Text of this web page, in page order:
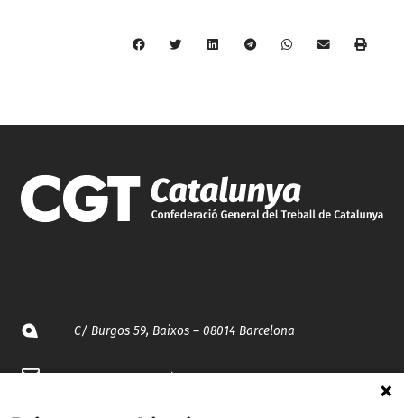
C/ Burgos 59, Baixos – 08014 Barcelona
spccc@spcgtcatalunya.cat